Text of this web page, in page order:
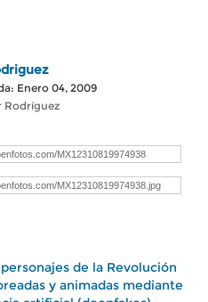
Enero 04, 2009
Rodríguez
de la Revolución
y animadas mediante